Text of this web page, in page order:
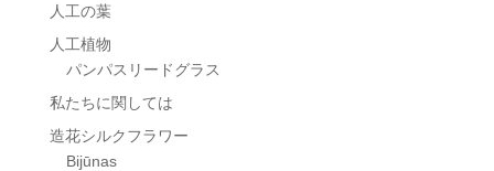
人工の葉
人工植物
パンパスリードグラス
私たちに関しては
造花シルクフラワー
Bijūnas